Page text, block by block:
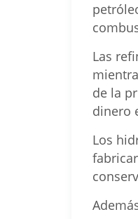
Las
de la
dinero
Los